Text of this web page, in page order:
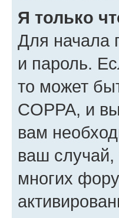
Я только
Для начала
и пароль.
то может
COPPA, и
вам
ваш случай,
многих